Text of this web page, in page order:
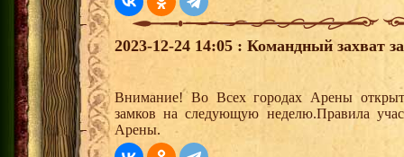
2023-12-24 14:05 : Командный захват
Внимание! Во Всех городах Арены
замков на следующую неделю.Правила
Арены.